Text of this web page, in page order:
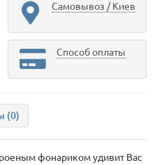
Самовывоз / Киев
Способ оплаты
(0)
фонариком удивит Вас